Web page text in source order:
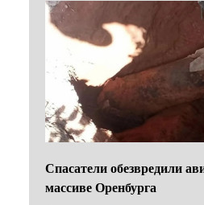
Спасатели обезвредили
массиве Оренбурга